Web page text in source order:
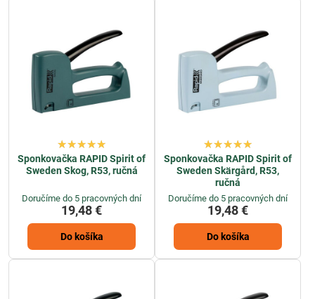
Sponkovačka RAPID Spirit of
Sweden Skog, R53, ručná
Doručíme do 5 pracovných dní
19,48 €
Do košíka
Sponkovačka RAPID Spirit of
Sweden Skärgård, R53,
ručná
Doručíme do 5 pracovných dní
19,48 €
Do košíka